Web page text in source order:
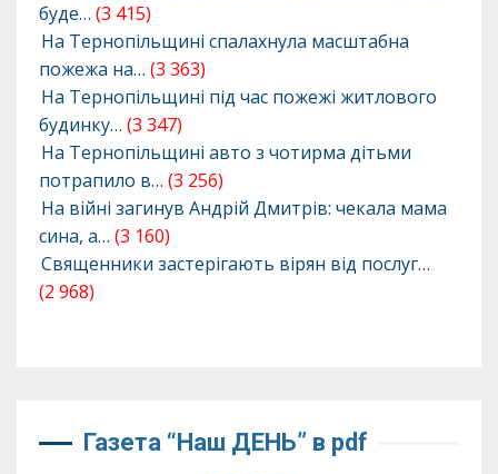
буде… (3 415)
На Тернопільщині спалахнула масштабна
пожежа на… (3 363)
На Тернопільщині під час пожежі житлового
будинку… (3 347)
На Тернопільщині авто з чотирма дітьми
потрапило в… (3 256)
На війні загинув Андрій Дмитрів: чекала мама
сина, а… (3 160)
Священники застерігають вірян від послуг…
(2 968)
Газета “Наш ДЕНЬ” в pdf